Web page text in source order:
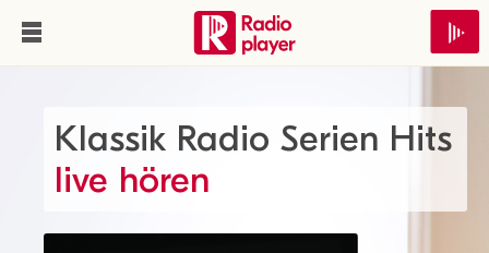
Klassik Radio Serien Hits
live hören